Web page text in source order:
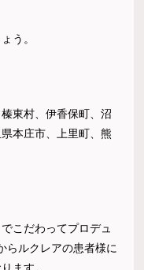
う。
東村、伊香保町、沼
本庄市、上里町、熊
こだわってプロデュ
らルクレアの患者様に
ます。